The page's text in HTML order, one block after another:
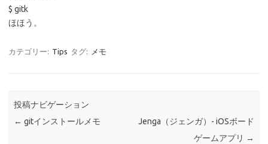
$ gitk
ほほう。
カテゴリー: Tips タグ: メモ
投稿ナビゲーション
← gitインストールメモ
Jenga（ジェンガ）- iOSボード
ゲームアプリ →